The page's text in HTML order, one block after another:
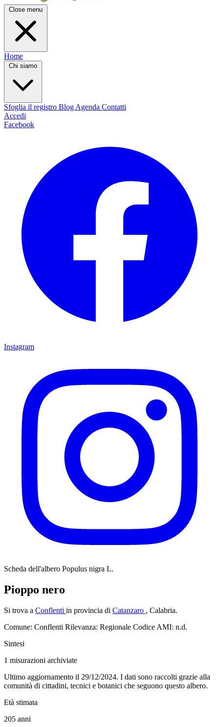
Close menu
Home
Chi siamo
Sfoglia il registro Blog Agenda Contatti
Accedi
Facebook
Instagram
Scheda dell'albero Populus nigra L.
Pioppo nero
Si trova a Conflenti in provincia di Catanzaro , Calabria.
Comune: Conflenti Rilevanza: Regionale Codice AMI: n.d.
Sintesi
1 misurazioni archiviate
Ultimo aggiornamento il 29/12/2024. I dati sono raccolti grazie alla
comunità di cittadini, tecnici e botanici che seguono questo albero.
Età stimata
205 anni